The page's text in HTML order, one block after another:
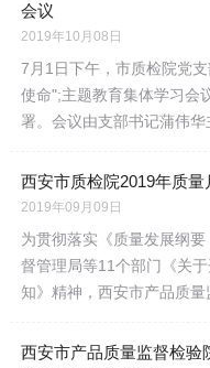
会议
2019年10月08日
7月1日下午，市质检院党
使命";主题教育集体学习会
署。会议由支部书记蒲伟华
西安市质检院2019年质量
2019年09月09日
为贯彻落实《质量发展纲
督管理局等11个部门《关
知》精神，西安市产品质量
西安市产品质量监督检验